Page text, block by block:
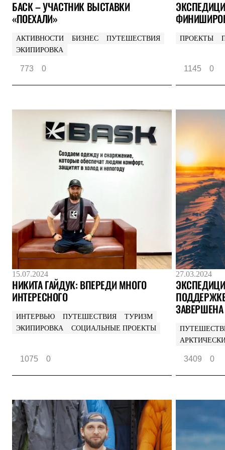
Комбинированные
С синтетическим утеплителем
Сумки и баулы
Баулы
Сумки
Полезные аксессуары
Женская обувь
Гамаши и бахилы
Бахилы
Тапочки и чуни
Уход за обувью
Головные уборы
Шапки
Балаклавы и маски
Кепки и бейсболки
Повязки
Шарфы
Панамы
Рукавицы
Ремни
Шевроны
Опушки
Термоковрики
Уход за одеждой
В Арктику
БАСК – УЧАСТНИК ВЫСТАВКИ
«ПОЕХАЛИ»
АКТИВНОСТИ БИЗНЕС
ПУТЕШЕСТВИЯ
ЭКИПИРОВКА
773 0
ПРОЕКТЫ
1145 0
15.07.2024
НИКИТА ГАЙДУК: ВПЕРЕДИ МНОГО
ИНТЕРЕСНОГО
ИНТЕРВЬЮ ПУТЕШЕСТВИЯ
ТУРИЗМ
ЭКИПИРОВКА
СОЦИАЛЬНЫЕ ПРОЕКТЫ
1075 0
27.03.2024
ЗАВЕРШЕНА
3409 0